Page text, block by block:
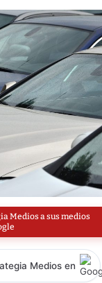
Medios a sus medios
Medios en